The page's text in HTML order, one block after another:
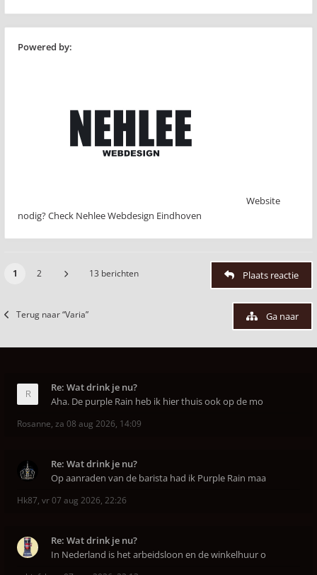
Powered by:
Website
nodig? Check Nehlee Webdesign Eindhoven
1 2 13 berichten Plaats reactie
Terug naar “Varia” Ga naar
Re: Wat drink je nu?
Aha. De purple Rain heb ik hier thuis ook op de mo
Rosanne, za 08 aug 2026, 14:09
Re: Wat drink je nu?
Op aanraden van de barista had ik Purple Rain maa
Hk87, vr 07 aug 2026, 22:26
Re: Wat drink je nu?
In Nederland is het arbeidsloon en de winkelhuur o